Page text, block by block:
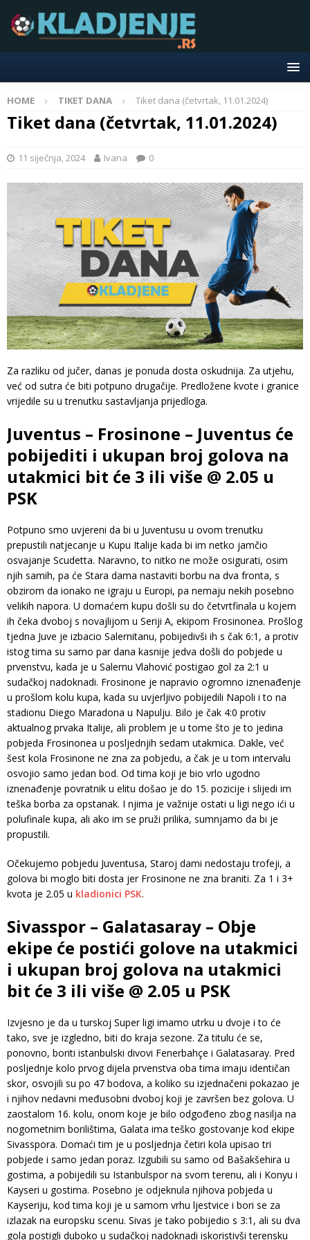
HOME TIKET DANA Tiket dana (četvrtak, 11.01.2024)
Tiket dana (četvrtak, 11.01.2024)
11 siječnja, 2024 Ivana 0
Za razliku od jučer, danas je ponuda dosta oskudnija. Za utjehu,
već od sutra će biti potpuno drugačije. Predložene kvote i granice
vrijedile su u trenutku sastavljanja prijedloga.
Juventus – Frosinone – Juventus će
pobijediti i ukupan broj golova na
utakmici bit će 3 ili više @ 2.05 u
PSK
Potpuno smo uvjereni da bi u Juventusu u ovom trenutku
prepustili natjecanje u Kupu Italije kada bi im netko jamčio
osvajanje Scudetta. Naravno, to nitko ne može osigurati, osim
njih samih, pa će Stara dama nastaviti borbu na dva fronta, s
obzirom da ionako ne igraju u Europi, pa nemaju nekih posebno
velikih napora. U domaćem kupu došli su do četvrtfinala u kojem
ih čeka dvoboj s novajlijom u Seriji A, ekipom Frosinonea. Prošlog
tjedna Juve je izbacio Salernitanu, pobijedivši ih s čak 6:1, a protiv
istog tima su samo par dana kasnije jedva došli do pobjede u
prvenstvu, kada je u Salernu Vlahović postigao gol za 2:1 u
sudačkoj nadoknadi. Frosinone je napravio ogromno iznenađenje
u prošlom kolu kupa, kada su uvjerljivo pobijedili Napoli i to na
stadionu Diego Maradona u Napulju. Bilo je čak 4:0 protiv
aktualnog prvaka Italije, ali problem je u tome što je to jedina
pobjeda Frosinonea u posljednjih sedam utakmica. Dakle, već
šest kola Frosinone ne zna za pobjedu, a čak je u tom intervalu
osvojio samo jedan bod. Od tima koji je bio vrlo ugodno
iznenađenje povratnik u elitu došao je do 15. pozicije i slijedi im
teška borba za opstanak. I njima je važnije ostati u ligi nego ići u
polufinale kupa, ali ako im se pruži prilika, sumnjamo da bi je
propustili.
Očekujemo pobjedu Juventusa, Staroj dami nedostaju trofeji, a
golova bi moglo biti dosta jer Frosinone ne zna braniti. Za 1 i 3+
kvota je 2.05 u kladionici PSK.
Sivasspor – Galatasaray – Obje
ekipe će postići golove na utakmici
i ukupan broj golova na utakmici
bit će 3 ili više @ 2.05 u PSK
Izvjesno je da u turskoj Super ligi imamo utrku u dvoje i to će
tako, sve je izgledno, biti do kraja sezone. Za titulu će se,
ponovno, boriti istanbulski divovi Fenerbahçe i Galatasaray. Pred
posljednje kolo prvog dijela prvenstva oba tima imaju identičan
skor, osvojili su po 47 bodova, a koliko su izjednačeni pokazao je
i njihov nedavni međusobni dvoboj koji je završen bez golova. U
zaostalom 16. kolu, onom koje je bilo odgođeno zbog nasilja na
nogometnim borilištima, Galata ima teško gostovanje kod ekipe
Sivasspora. Domaći tim je u posljednja četiri kola upisao tri
pobjede i samo jedan poraz. Izgubili su samo od Bašakšehira u
gostima, a pobijedili su Istanbulspor na svom terenu, ali i Konyu i
Kayseri u gostima. Posebno je odjeknula njihova pobjeda u
Kayseriju, kod tima koji je u samom vrhu ljestvice i bori se za
izlazak na europsku scenu. Sivas je tako pobijedio s 3:1, ali su dva
gola postigli duboko u sudačkoj nadoknadi iskoristivši terensku